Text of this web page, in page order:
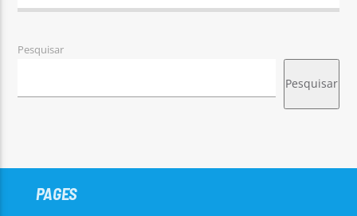
Pesquisar
Pesquisar
PAGES